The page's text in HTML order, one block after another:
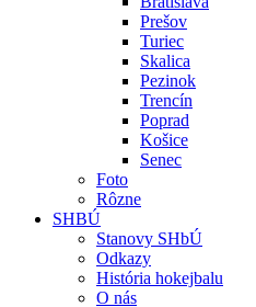
Prešov
Turiec
Skalica
Pezinok
Trencín
Poprad
Košice
Senec
Foto
Rôzne
SHBÚ
Stanovy SHbÚ
Odkazy
História hokejbalu
O nás